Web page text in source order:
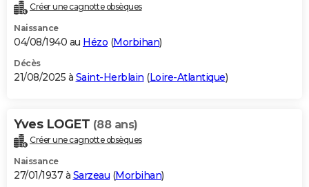
Créer une cagnotte obsèques
Naissance
04/08/1940 au Hézo (Morbihan)
Décès
21/08/2025 à Saint-Herblain (Loire-Atlantique)
Yves LOGET (88 ans)
Créer une cagnotte obsèques
Naissance
27/01/1937 à Sarzeau (Morbihan)